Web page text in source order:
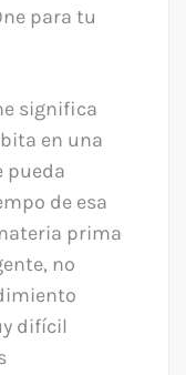
para tu
significa
en una
pueda
de esa
prima
no
difícil